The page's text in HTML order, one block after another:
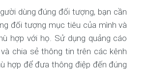
dùng đúng đối tượng, bạn cần
đối tượng mục tiêu của mình và
hợp với họ. Sử dụng quảng cáo
chia sẻ thông tin trên các kênh
hợp để đưa thông điệp đến đúng